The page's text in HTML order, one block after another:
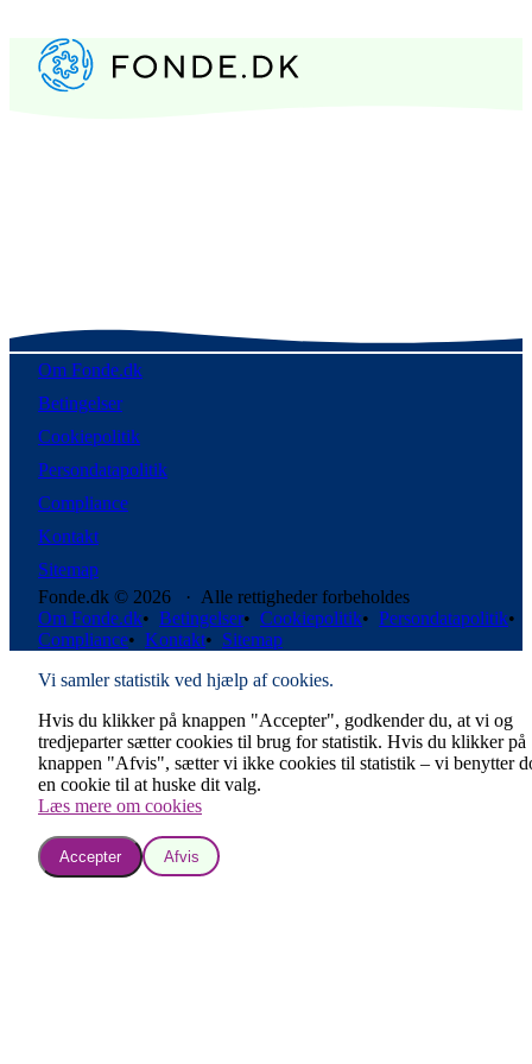
Om Fonde.dk
Betingelser
Cookiepolitik
Persondatapolitik
Compliance
Kontakt
Sitemap
Fonde.dk © 2026 · Alle rettigheder forbeholdes
Om Fonde.dk• Betingelser• Cookiepolitik• Persondatapolitik•
Compliance• Kontakt• Sitemap
Vi samler statistik ved hjælp af cookies.
Hvis du klikker på knappen "Accepter", godkender du, at vi og
tredjeparter sætter cookies til brug for statistik. Hvis du klikker på
knappen "Afvis", sætter vi ikke cookies til statistik – vi benytter
en cookie til at huske dit valg.
Læs mere om cookies
Accepter Afvis